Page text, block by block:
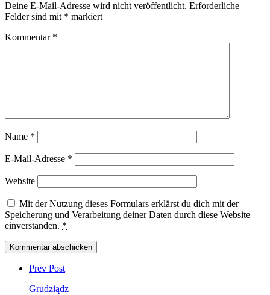
Deine E-Mail-Adresse wird nicht veröffentlicht. Erforderliche
Felder sind mit * markiert
Kommentar *
Name *
E-Mail-Adresse *
Website
Mit der Nutzung dieses Formulars erklärst du dich mit der
Speicherung und Verarbeitung deiner Daten durch diese Website
einverstanden. *
Post
comment
Prev Post
Grudziądz